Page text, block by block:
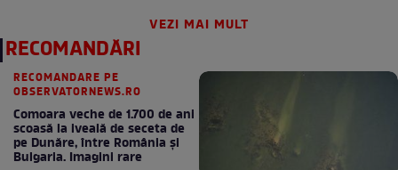
VEZI MAI MULT
RECOMANDĂRI
RECOMANDARE PE
OBSERVATORNEWS.RO
Comoara veche de 1.700 de ani
scoasă la iveală de seceta de
pe Dunăre, între România şi
Bulgaria. Imagini rare